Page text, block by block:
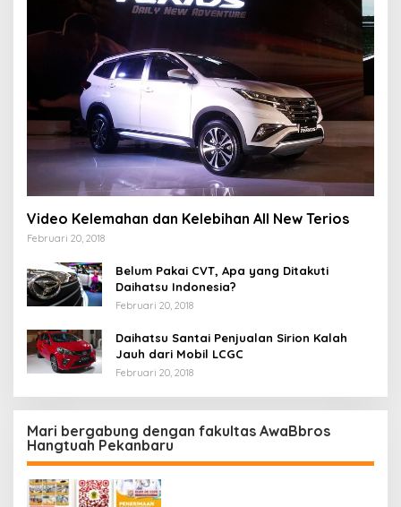
Video Kelemahan dan Kelebihan All New Terios
Februari 20, 2018
Belum Pakai CVT, Apa yang Ditakuti
Daihatsu Indonesia?
Februari 20, 2018
Daihatsu Santai Penjualan Sirion Kalah
Jauh dari Mobil LCGC
Februari 20, 2018
Mari bergabung dengan fakultas AwaBbros
Hangtuah Pekanbaru